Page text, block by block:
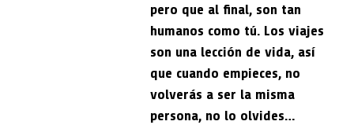
pero que al final, son tan
humanos como tú. Los viajes
son una lección de vida, así
que cuando empieces, no
volverás a ser la misma
persona, no lo olvides…